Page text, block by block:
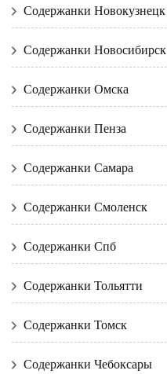
Содержанки Новокузнецк
Содержанки Новосибирск
Содержанки Омска
Содержанки Пенза
Содержанки Самара
Содержанки Смоленск
Содержанки Спб
Содержанки Тольятти
Содержанки Томск
Содержанки Чебоксары